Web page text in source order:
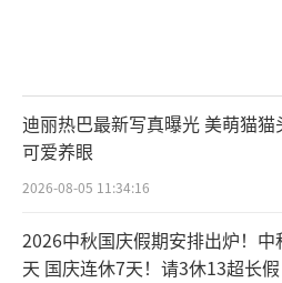
迪丽热巴最新写真曝光 美萌猫猫
可爱养眼
2026-08-05 11:34:16
2026中秋国庆假期安排出炉！中
天 国庆连休7天！请3休13超长假